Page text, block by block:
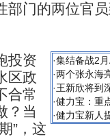
部门的两位官
·集结备战2
·两个张永海
·王新欣将到
·健力宝：重
·健力宝新人
资
区政
合常
？当
”，这